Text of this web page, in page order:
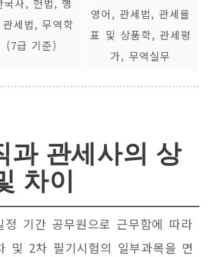
국사, 헌법, 행
세법, 무역학
(7급 기준)
영어, 관세법, 관세율
표 및 상품학, 관세평
가, 무역실무
과 관세사의 상
차이
정 기간 공무원으로 근무함에 따라
및 2차 필기시험의 일부과목을 면